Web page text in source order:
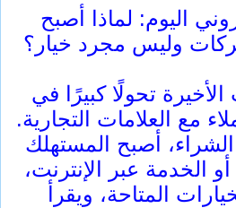
اليوم: لماذا أصبح
وليس مجرد خيار؟
تحولًا كبيرًا في
مع العلامات التجارية.
أصبح المستهلك
الخدمة عبر الإنترنت،
المتاحة، ويقرأ